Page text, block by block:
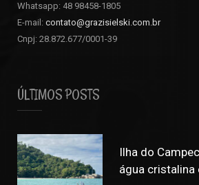
Whatsapp: 48 98458-1805
E-mail: contato@grazisielski.com.br
Cnpj: 28.872.677/0001-39
ÚLTIMOS POSTS
Ilha do
água cristalina